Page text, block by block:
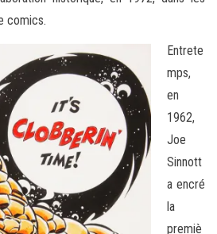
comics.
Entrete
mps,
en
1962,
Joe
Sinnott
a encré
la
premiè